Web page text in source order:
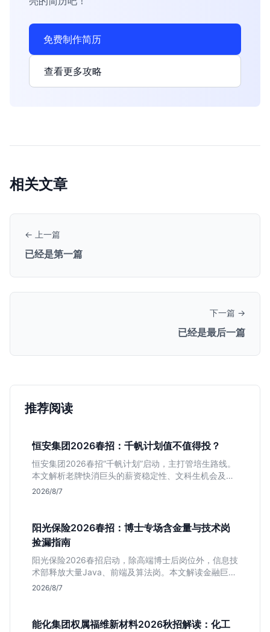
免费制作简历
查看更多攻略
相关文章
← 上一篇
已经是第一篇
下一篇 →
已经是最后一篇
推荐阅读
恒安集团2026春招：千帆计划值不值得投？
恒安集团2026春招“千帆计划”启动，主打管培生路线。
本文解析老牌快消巨头的薪资稳定性、文科生机会及决
策链条长的局限，帮你判断是否值得投递。
2026/8/7
阳光保险2026春招：博士专场含金量与技术岗
捡漏指南
阳光保险2026春招启动，除高端博士后岗位外，信息技
术部释放大量Java、前端及算法岗。本文解读金融巨头
校招门槛，分析技术岗需求与投递价值，助你快速判断
2026/8/7
能化集团权属福维新材料2026秋招解读：化工